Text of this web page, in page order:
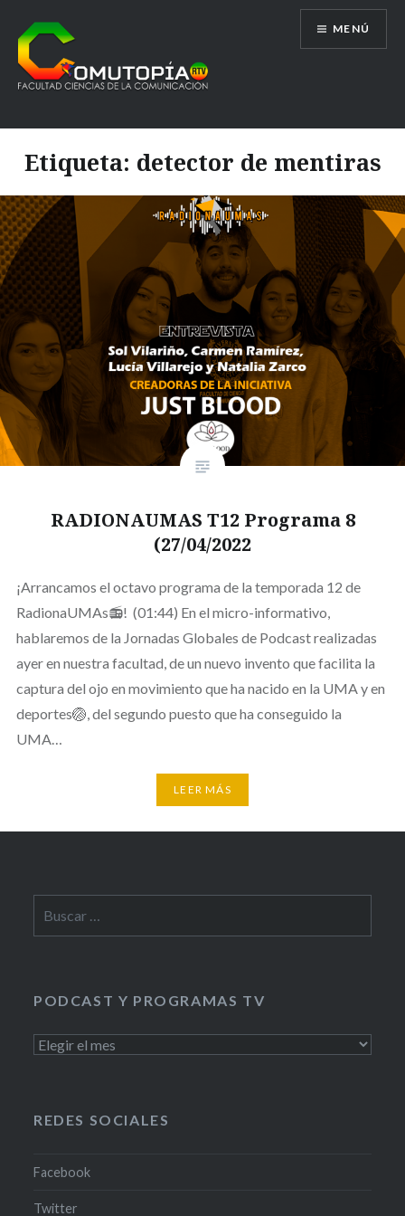
contenido
Comutopía RTV
MENÚ
Etiqueta: detector de mentiras
RADIONAUMAS T12 Programa 8
(27/04/2022
¡Arrancamos el octavo programa de la temporada 12 de
RadionaUMAs📻! (01:44) En el micro-informativo,
hablaremos de la Jornadas Globales de Podcast realizadas
ayer en nuestra facultad, de un nuevo invento que facilita la
captura del ojo en movimiento que ha nacido en la UMA y en
deportes🏐, del segundo puesto que ha conseguido la
UMA…
LEER MÁS
PODCAST Y PROGRAMAS TV
PODCAST
REDES SOCIALES
Facebook
Twitter